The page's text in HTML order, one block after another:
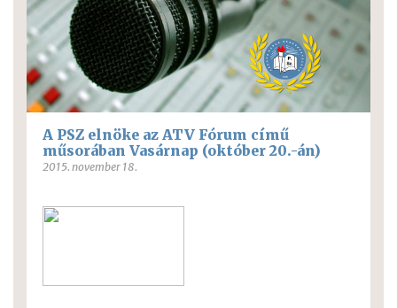
A PSZ elnöke az ATV Fórum című
műsorában Vasárnap (október 20.-án)
2015. november 18.